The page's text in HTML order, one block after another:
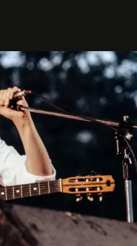
l'altra. Trent'anni dopo,
che abbiamo.